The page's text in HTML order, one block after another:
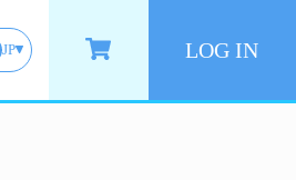
JP LOG IN